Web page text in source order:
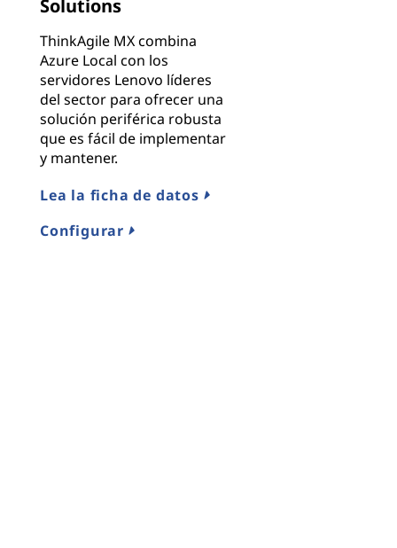
Solutions
ThinkAgile MX combina
Azure Local con los
servidores Lenovo líderes
del sector para ofrecer una
solución periférica robusta
que es fácil de implementar
y mantener.
Lea la ficha de datos
Configurar